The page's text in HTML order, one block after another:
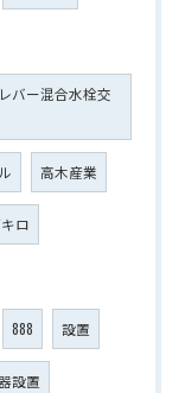
バー混合水栓交
高木産業
ロ
888 設置
設置